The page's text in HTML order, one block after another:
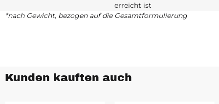
erreicht ist
*nach Gewicht, bezogen auf die Gesamtformulierung
Kunden kauften auch